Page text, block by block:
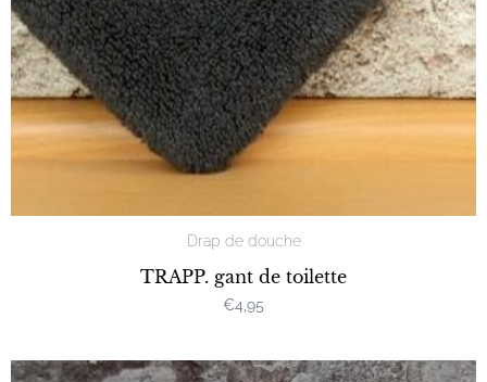
Drap de douche
TRAPP. gant de toilette
€4,95